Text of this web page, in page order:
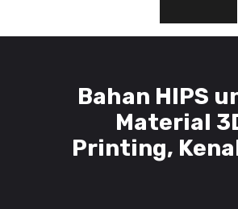
Bahan HIPS
Material
Printing,
Tentang FOMU
Blog